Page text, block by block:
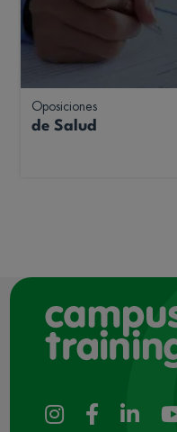
Oposiciones
de Salud